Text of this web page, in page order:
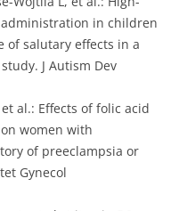
in children
of salutary effects in a
J Autism Dev
al.: Effects of folic acid
women with
of preeclampsia or
Gynecol